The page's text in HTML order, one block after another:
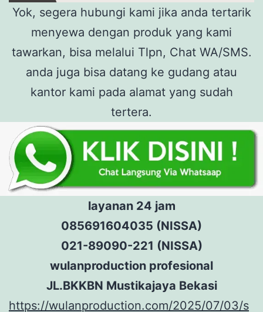
Yok, segera hubungi kami jika anda tertarik
menyewa dengan produk yang kami
tawarkan, bisa melalui Tlpn, Chat WA/SMS.
anda juga bisa datang ke gudang atau
kantor kami pada alamat yang sudah
tertera.
layanan 24 jam
085691604035 (NISSA)
021-89090-221 (NISSA)
wulanproduction profesional
JL.BKKBN Mustikajaya Bekasi
https://wulanproduction.com/2025/07/03/s